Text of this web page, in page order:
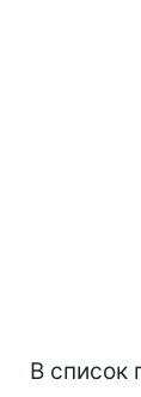
В список